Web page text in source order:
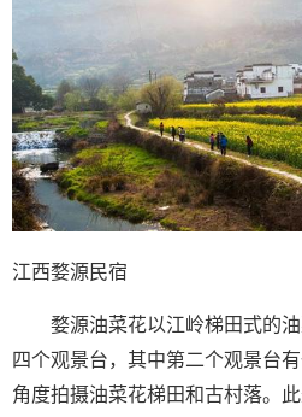
江西婺源民宿
婺源油菜花以江岭梯田式的油
四个观景台，其中第二个观景台
角度拍摄油菜花梯田和古村落。